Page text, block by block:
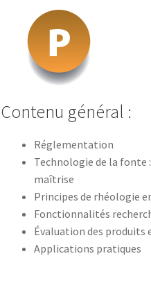
(Mamirolle)
Contenu général :
Réglementation
Technologie de la fonte
maîtrise
Principes de rhéologie
Fonctionnalités
Évaluation des
Applications pratiques